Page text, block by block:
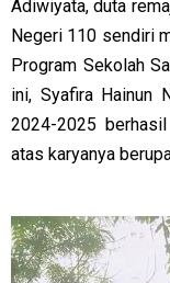
Adiwiyata, duta
Negeri 110 sendiri
Program Sekolah
ini, Syafira Hainun
2024-2025
atas karyanya